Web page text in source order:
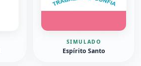
SIMULADO
Espírito Santo